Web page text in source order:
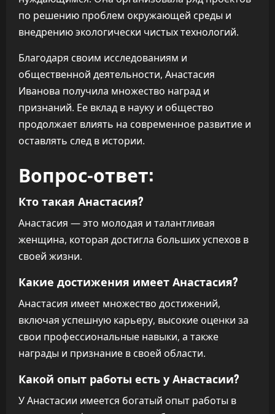
по решению проблем окружающей среды и
внедрению экологически чистых технологий.
Благодаря своим исследованиям и
общественной деятельности, Анастасия
Иванова получила множество наград и
признаний. Ее вклад в науку и общество
продолжает влиять на современное развитие и
оставлять след в истории.
Вопрос-ответ:
Кто такая Анастасия?
Анастасия — это молодая и талантливая
женщина, которая достигла больших успехов в
своей жизни.
Какие достижения имеет Анастасия?
Анастасия имеет множество достижений,
включая успешную карьеру, высокие оценки за
свои профессиональные навыки, а также
награды и признание в своей области.
Какой опыт работы есть у Анастасии?
У Анастасии имеется богатый опыт работы в